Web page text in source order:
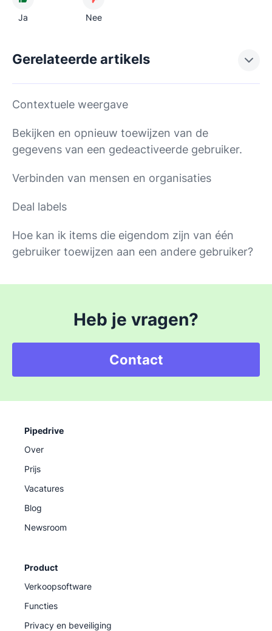
Ja Nee
Gerelateerde artikels
Contextuele weergave
Bekijken en opnieuw toewijzen van de
gegevens van een gedeactiveerde gebruiker.
Verbinden van mensen en organisaties
Deal labels
Hoe kan ik items die eigendom zijn van één
gebruiker toewijzen aan een andere gebruiker?
Heb je vragen?
Contact
Pipedrive
Over
Prijs
Vacatures
Blog
Newsroom
Product
Verkoopsoftware
Functies
Privacy en beveiliging